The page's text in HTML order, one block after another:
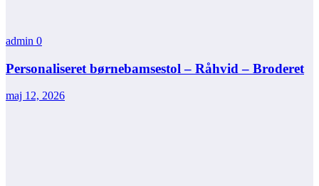
admin 0
Personaliseret børnebamsestol – Råhvid – Broderet
maj 12, 2026